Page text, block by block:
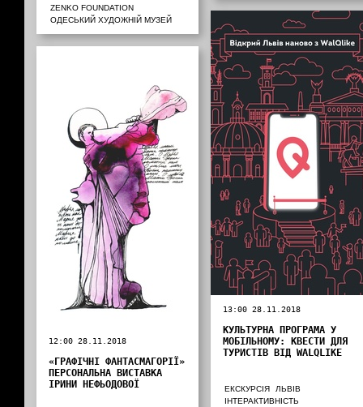
ZENKO FOUNDATION
ОДЕСЬКИЙ ХУДОЖНІЙ МУЗЕЙ
13:00 28.11.2018
КУЛЬТУРНА ПРОГРАМА У
МОБІЛЬНОМУ: КВЕСТИ ДЛЯ
ТУРИСТІВ ВІД WALQLIKE
ЕКСКУРСІЯ
ЛЬВІВ
ІНТЕРАКТИВНІСТЬ
12:00 28.11.2018
«ГРАФІЧНІ ФАНТАСМАГОРІЇ»
ПЕРСОНАЛЬНА ВИСТАВКА
ІРИНИ НЕФЬОДОВОЇ